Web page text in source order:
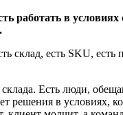
работать в условиях
склад, есть SKU,
Есть люди,
решения в условиях,